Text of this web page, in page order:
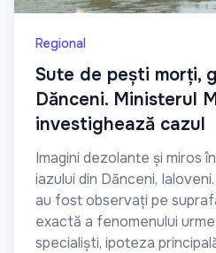
Regional
Sute de pești morți,
Dănceni. Ministerul
investighează cazul
Imagini dezolante și miros
iazului din Dănceni,
au fost observați pe
exactă a fenomenului
specialiști, ipoteza